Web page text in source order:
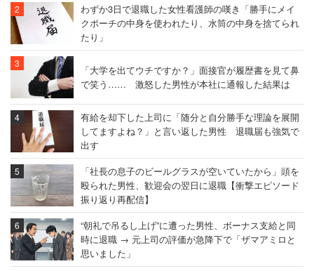
わずか3日で退職した女性看護師の嘆き「勝手にメイ
クポーチの中身を使われたり、水筒の中身を捨てられ
たり」
「大学を出てウチですか？」面接官が履歴書を見て鼻
で笑う…… 激怒した男性が本社に通報した結果は
有給を却下した上司に「随分と自分勝手な理論を展開
してますよね？」と言い返した男性 退職届も強気で
出す
「社長の息子のビールグラスが空いていたから」頭を
殴られた男性、歓迎会の翌日に退職【衝撃エピソード
振り返り再配信】
“朝礼で吊るし上げ”に遭った男性、ボーナス支給と同
時に退職 → 元上司の評価が急降下で「ザマアミロと
思いました」